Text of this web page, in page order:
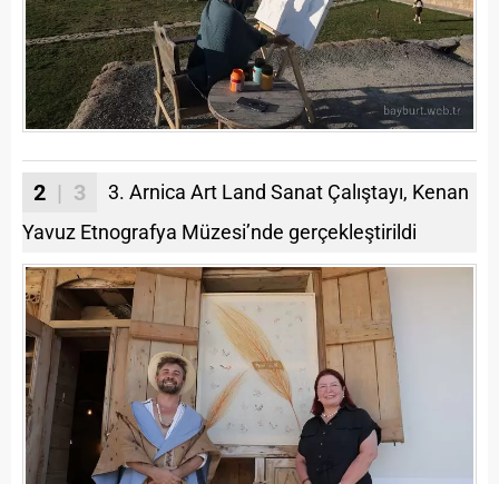
2 | 3
3. Arnica Art Land Sanat Çalıştayı, Kenan
Yavuz Etnografya Müzesi’nde gerçekleştirildi